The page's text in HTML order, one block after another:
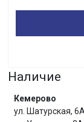
Наличие
Кемерово
ул. Шатурская, 6А